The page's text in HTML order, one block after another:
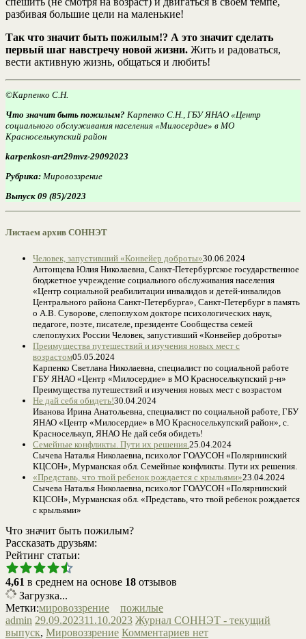
разбивая большие цели на маленькие!
Так что значит быть пожилым!? А это значит сделать
первый шаг навстречу новой жизни. Жить и радоваться,
вести активную жизнь, общаться и любить!
©Карпенко С.Н.
Что значит быть пожилым? Карпенко С.Н., ГБУ ЯНАО «Центр
социального обслуживания населения «Милосердие» в МО
Красноселькупский район
karpenkosn-art29mvz-29092023
Рубрика: Мировоззрение
Выпуск 09 (85)/2023
Листаем архив СОННЭТ
Человек, запустивший «Конвейер доброты»30.06.2024
Антонцева Юлия Николаевна, Санкт-Петербургское государственное
бюджетное учреждение социального обслуживания населения
«Центр социальной реабилитации инвалидов и детей-инвалидов
Центрального района Санкт-Петербурга», Санкт-Петербург в память
о А.В. Суворове, слепоглухом докторе психологических наук,
педагоге, поэте, писателе, президенте Сообщества семей
слепоглухих России Человек, запустивший «Конвейер доброты»
Преимущества путешествий и изучения новых мест с
возрастом05.05.2024
Карпенко Светлана Николаевна, специалист по социальной работе
ГБУ ЯНАО «Центр «Милосердие» в МО Красноселькупский р-н»
Преимущества путешествий и изучения новых мест с возрастом
Не дай себя обидеть!30.04.2024
Иванова Ирина Анатольевна, специалист по социальной работе, ГБУ
ЯНАО «Центр «Милосердие» в МО Красноселькупский район», с.
Красноселькуп, ЯНАО Не дай себя обидеть!
Семейные конфликты. Пути их решения. 25.04.2024
Сычева Наталья Николаевна, психолог ГОАУСОН «Полярнинский
КЦСОН», Мурманская обл. Семейные конфликты. Пути их решения.
«Представь, что твой ребенок рождается с крыльями»23.04.2024
Сычева Наталья Николаевна, психолог ГОАУСОН «Полярнинский
КЦСОН», Мурманская обл. «Представь, что твой ребенок рождается
с крыльями»
Что значит быть пожилым?
Рассказать друзьям:
Рейтинг статьи:
4,61 в среднем на основе 18 отзывов
Загрузка...
Метки:мировоззрение
пожилые
admin 29.09.202311.10.2023 Журнал СОННЭТ - текущий
выпуск, Мировоззрение Комментариев нет